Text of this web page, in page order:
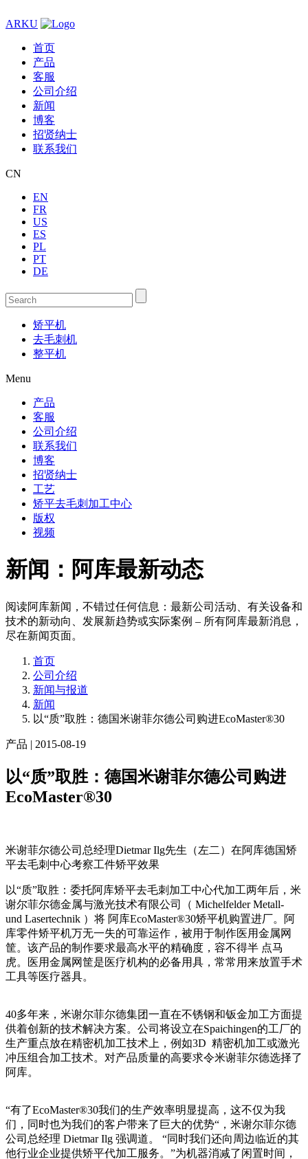
ARKU
首页
产品
客服
公司介绍
新闻
博客
招贤纳士
联系我们
CN
EN
FR
US
ES
PL
PT
DE
矫平机
去毛刺机
整平机
Menu
产品
客服
公司介绍
联系我们
博客
招贤纳士
工艺
矫平去毛刺加工中心
版权
视频
新闻：阿库最新动态
阅读阿库新闻，不错过任何信息：最新公司活动、有关设备和
技术的新动向、发展新趋势或实际案例 – 所有阿库最新消息，
尽在新闻页面。
首页
公司介绍
新闻与报道
新闻
以“质”取胜：德国米谢菲尔德公司购进EcoMaster®30
产品 | 2015-08-19
以“质”取胜：德国米谢菲尔德公司购进
EcoMaster®30
米谢菲尔德公司总经理Dietmar Ilg先生（左二）在阿库德国矫
平去毛刺中心考察工件矫平效果
以“质”取胜：委托阿库矫平去毛刺加工中心代加工两年后，米
谢尔菲尔德金属与激光技术有限公司（ Michelfelder Metall-
und Lasertechnik ）将 阿库EcoMaster®30矫平机购置进厂。阿
库零件矫平机万无一失的可靠运作，被用于制作医用金属网
筐。该产品的制作要求最高水平的精确度，容不得半 点马
虎。医用金属网筐是医疗机构的必备用具，常常用来放置手术
工具等医疗器具。
40多年来，米谢尔菲尔德集团一直在不锈钢和钣金加工方面提
供着创新的技术解决方案。公司将设立在Spaichingen的工厂的
生产重点放在精密机加工技术上，例如3D 精密机加工或激光
冲压组合加工技术。对产品质量的高要求令米谢菲尔德选择了
阿库。
“有了EcoMaster®30我们的生产效率明显提高，这不仅为我
们，同时也为我们的客户带来了巨大的优势“，米谢尔菲尔德
公司总经理 Dietmar Ilg 强调道。 “同时我们还向周边临近的其
他行业企业提供矫平代加工服务。”为机器消减了闲置时间，